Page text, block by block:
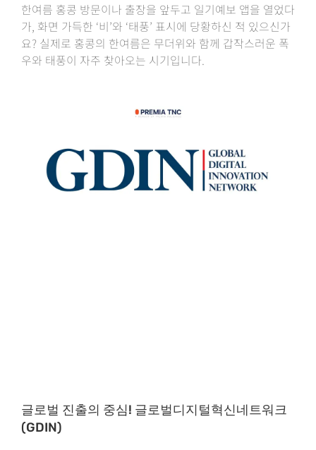
한여름 홍콩 방문이나 출장을 앞두고 일기예보 앱을 열었다
가, 화면 가득한 ‘비’와 ‘태풍’ 표시에 당황하신 적 있으신가
요? 실제로 홍콩의 한여름은 무더위와 함께 갑작스러운 폭
우와 태풍이 자주 찾아오는 시기입니다.
글로벌 진출의 중심! 글로벌디지털혁신네트워크
(GDIN)